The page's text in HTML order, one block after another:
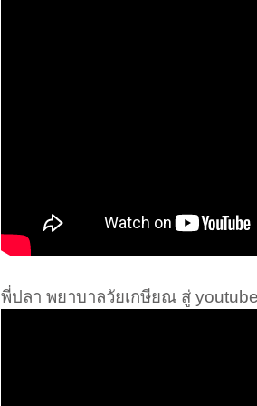
พี่ปลา พยาบาลวัยเกษียณ สู่